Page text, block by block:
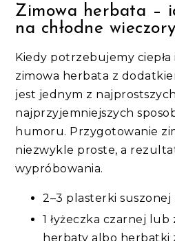
Zimowa herbata –
na chłodne wieczory
Kiedy potrzebujemy ciepła
zimowa herbata z
jest jednym z
najprzyjemniejszych
humoru. Przygotowanie
niezwykle proste, a
wypróbowania.
2–3 plasterki suszonej
1 łyżeczka czarnej lub
herbaty albo herbatki